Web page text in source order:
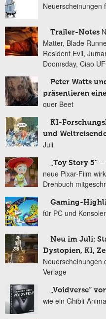
Neuerscheinungen
Trailer-Notes
Matter, Blade
Resident Evil,
Doomsday, Ciao
Peter Watts
präsentieren
quer Beet
KI-
und
Juli
„Toy Story 5“
neue Pixar-Film
Drehbuch
Gaming-
für PC und
Neu im Juli:
Dystopien, KI,
Neuerscheinungen
Verlage
„Voidverse“
wie ein Ghibli-